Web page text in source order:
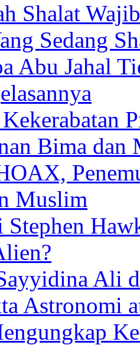
Shalat
Sedang
Abu Jahal
Bima dan
Muslim
Stephen
Ali
Astronomi